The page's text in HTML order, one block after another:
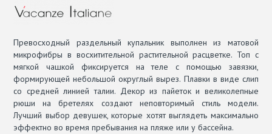
Превосходный раздельный купальник выполнен из матовой
микрофибры в восхитительной растительной расцветке. Топ с
мягкой чашкой фиксируется на теле с помощью завязки,
формирующей небольшой округлый вырез. Плавки в виде слип
со средней линией талии. Декор из пайеток и великолепные
рюши на бретелях создают неповторимый стиль модели.
Лучший выбор девушек, которые хотят выглядеть максимально
эффектно во время пребывания на пляже или у бассейна.